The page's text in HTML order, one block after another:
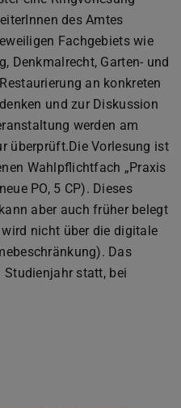
des Amtes
Fachgebiets wie
Denkmalrecht, Garten- und
an konkreten
und zur Diskussion
werden am
überprüft.Die Vorlesung ist
Wahlpflichtfach „Praxis
PO, 5 CP). Dieses
aber auch früher belegt
nicht über die digitale
Das
statt, bei